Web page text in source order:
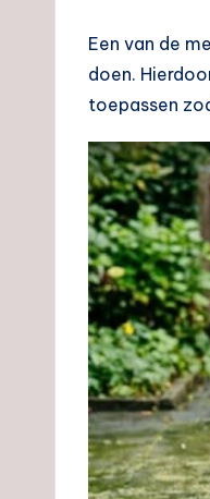
Een van de
doen.
toepassen